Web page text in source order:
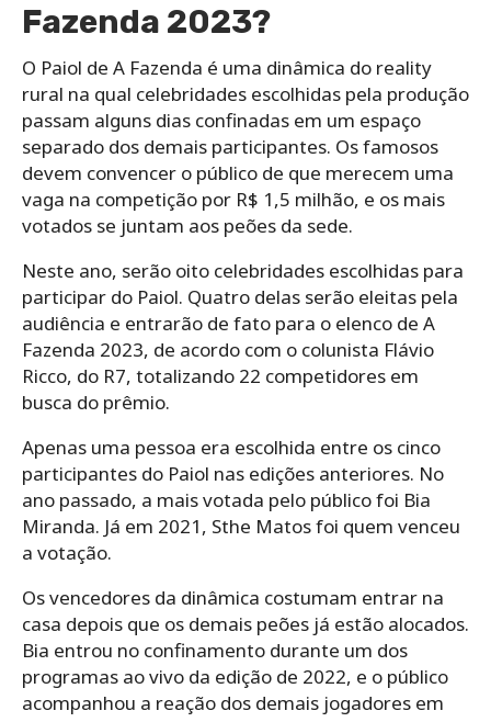
Fazenda 2023?
O Paiol de A Fazenda é uma dinâmica do reality
rural na qual celebridades escolhidas pela produção
passam alguns dias confinadas em um espaço
separado dos demais participantes. Os famosos
devem convencer o público de que merecem uma
vaga na competição por R$ 1,5 milhão, e os mais
votados se juntam aos peões da sede.
Neste ano, serão oito celebridades escolhidas para
participar do Paiol. Quatro delas serão eleitas pela
audiência e entrarão de fato para o elenco de A
Fazenda 2023, de acordo com o colunista Flávio
Ricco, do R7, totalizando 22 competidores em
busca do prêmio.
Apenas uma pessoa era escolhida entre os cinco
participantes do Paiol nas edições anteriores. No
ano passado, a mais votada pelo público foi Bia
Miranda. Já em 2021, Sthe Matos foi quem venceu
a votação.
Os vencedores da dinâmica costumam entrar na
casa depois que os demais peões já estão alocados.
Bia entrou no confinamento durante um dos
programas ao vivo da edição de 2022, e o público
acompanhou a reação dos demais jogadores em